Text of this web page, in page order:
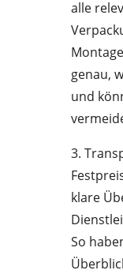
alle
genau,
und
3.
klare
So